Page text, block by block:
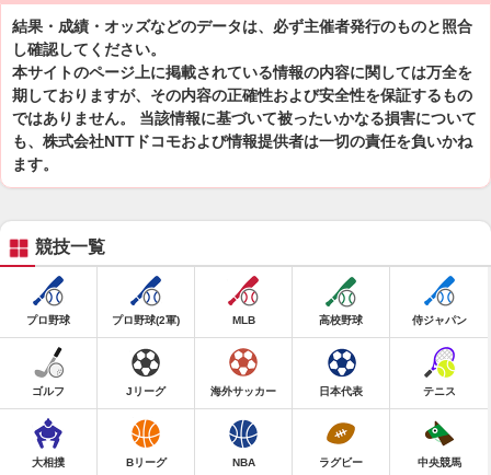
結果・成績・オッズなどのデータは、必ず主催者発行のものと照合
し確認してください。
本サイトのページ上に掲載されている情報の内容に関しては万全を
期しておりますが、その内容の正確性および安全性を保証するもの
ではありません。 当該情報に基づいて被ったいかなる損害について
も、株式会社NTTドコモおよび情報提供者は一切の責任を負いかね
ます。
競技一覧
プロ野球 プロ野球(2軍) MLB 高校野球 侍ジャパン
ゴルフ Jリーグ 海外サッカー 日本代表 テニス
大相撲 Bリーグ NBA ラグビー 中央競馬